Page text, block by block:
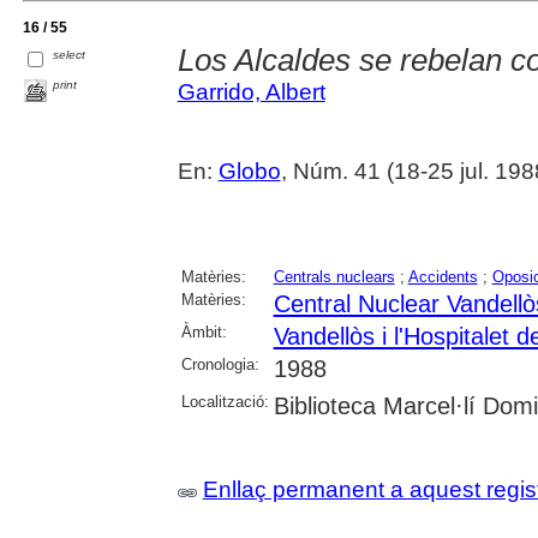
16 / 55
select
print
Los Alcaldes se rebelan
Garrido, Albert
En: Globo, Núm. 41 (18-25 jul.
Matèries: Centrals nuclears ; Accidents ;
Matèries:
Central Nuclear
Àmbit: Vandellòs i l'Hospitalet
Cronologia: 1988
Localització: Biblioteca Marcel·lí
Enllaç permanent a aquest